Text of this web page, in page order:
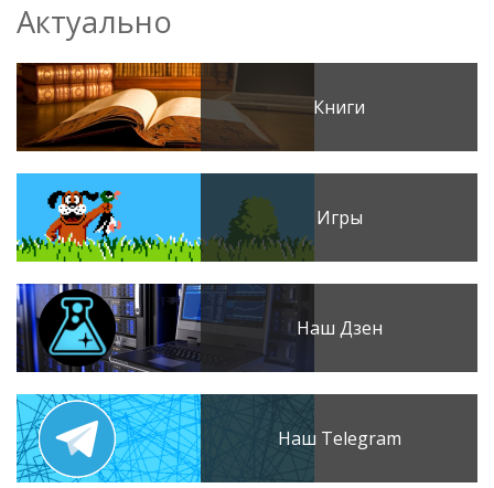
Актуально
Книги
Игры
Наш Дзен
Наш Telegram